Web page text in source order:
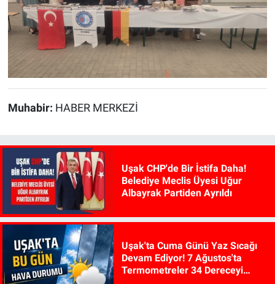
Muhabir: HABER MERKEZİ
Uşak CHP'de Bir İstifa Daha!
Belediye Meclis Üyesi Uğur
Albayrak Partiden Ayrıldı
Uşak'ta Cuma Günü Yaz Sıcağı
Devam Ediyor! 7 Ağustos'ta
Termometreler 34 Dereceyi